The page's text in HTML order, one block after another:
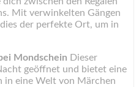
Mit verwinkelten Gängen
der perfekte Ort, um in
Mondschein Dieser
geöffnet und bietet eine
in eine Welt von Märchen